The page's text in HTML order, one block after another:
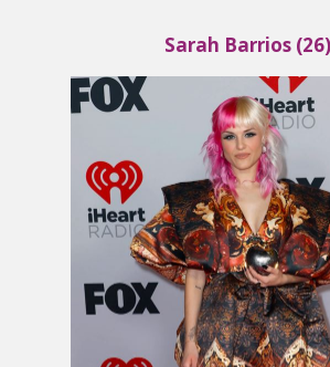
Sarah Barrios (26)